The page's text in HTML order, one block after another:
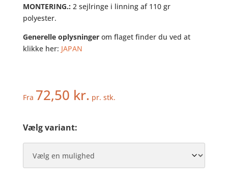
MONTERING.: 2 sejlringe i linning af 110 gr
polyester.
Generelle oplysningerom flaget finder du ved at
klikke her: JAPAN
Fra 72,50 kr. pr. stk.
Vælg variant: